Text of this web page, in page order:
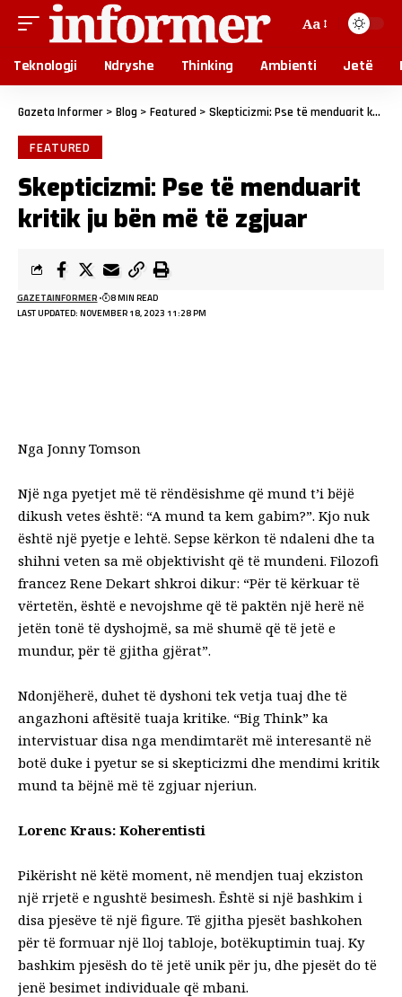
Aa
Teknologji Ndryshe Thinking Ambienti Jetë
Gazeta Informer > Blog > Featured > Skepticizmi: Pse të menduarit kritik ju bën më të zgjuar
FEATURED
Skepticizmi: Pse të menduarit
kritik ju bën më të zgjuar
LAST UPDATED: NOVEMBER 18, 2023 11:28 PM
GAZETAINFORMER 8 MIN READ
Nga Jonny Tomson
Një nga pyetjet më të rëndësishme që mund t’i bëjë
dikush vetes është: “A mund ta kem gabim?”. Kjo nuk
është një pyetje e lehtë. Sepse kërkon të ndaleni dhe ta
shihni veten sa më objektivisht që të mundeni. Filozofi
francez Rene Dekart shkroi dikur: “Për të kërkuar të
vërtetën, është e nevojshme që të paktën një herë në
jetën tonë të dyshojmë, sa më shumë që të jetë e
mundur, për të gjitha gjërat”.
Ndonjëherë, duhet të dyshoni tek vetja tuaj dhe të
angazhoni aftësitë tuaja kritike. “Big Think” ka
intervistuar disa nga mendimtarët më interesantë në
botë duke i pyetur se si skepticizmi dhe mendimi kritik
mund ta bëjnë më të zgjuar njeriun.
Lorenc Kraus: Koherentisti
Pikërisht në këtë moment, në mendjen tuaj ekziston
një rrjetë e ngushtë besimesh. Është si një bashkim i
disa pjesëve të një figure. Të gjitha pjesët bashkohen
për të formuar një lloj tabloje, botëkuptimin tuaj. Ky
bashkim pjesësh do të jetë unik për ju, dhe pjesët do të
jenë besimet individuale që mbani.